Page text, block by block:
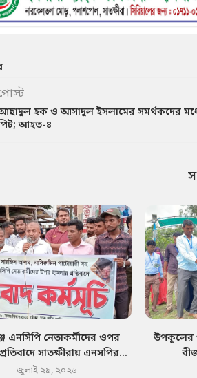
হক ও আসাদুল ইসলামের সমর্থকদের
আহত-৪
এনসিপি নেতাকর্মীদের ওপর
সাতক্ষীরায় এনসপির...
জুলাই ২৯, ২০২৬
উপকূলের